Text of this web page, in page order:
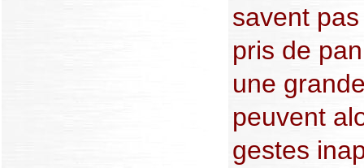
savent
pris de
une
peuvent
gestes